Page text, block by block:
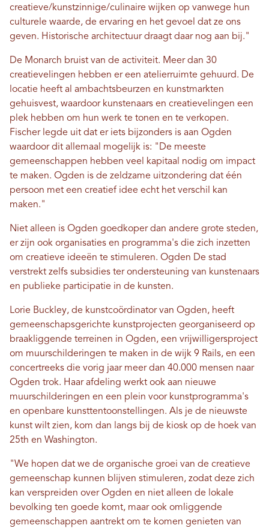
creatieve/kunstzinnige/culinaire wijken op vanwege hun
culturele waarde, de ervaring en het gevoel dat ze ons
geven. Historische architectuur draagt ​​daar nog aan bij."
De Monarch bruist van de activiteit. Meer dan 30
creatievelingen hebben er een atelierruimte gehuurd. De
locatie heeft al ambachtsbeurzen en kunstmarkten
gehuisvest, waardoor kunstenaars en creatievelingen een
plek hebben om hun werk te tonen en te verkopen.
Fischer legde uit dat er iets bijzonders is aan Ogden
waardoor dit allemaal mogelijk is: "De meeste
gemeenschappen hebben veel kapitaal nodig om impact
te maken. Ogden is de zeldzame uitzondering dat één
persoon met een creatief idee echt het verschil kan
maken."
Niet alleen is Ogden goedkoper dan andere grote steden,
er zijn ook organisaties en programma's die zich inzetten
om creatieve ideeën te stimuleren. Ogden De stad
verstrekt zelfs subsidies ter ondersteuning van kunstenaars
en publieke participatie in de kunsten.
Lorie Buckley, de kunstcoördinator van Ogden, heeft
gemeenschapsgerichte kunstprojecten georganiseerd op
braakliggende terreinen in Ogden, een vrijwilligersproject
om muurschilderingen te maken in de wijk 9 Rails, en een
concertreeks die vorig jaar meer dan 40.000 mensen naar
Ogden trok. Haar afdeling werkt ook aan nieuwe
muurschilderingen en een plein voor kunstprogramma's
en openbare kunsttentoonstellingen. Als je de nieuwste
kunst wilt zien, kom dan langs bij de kiosk op de hoek van
25th en Washington.
"We hopen dat we de organische groei van de creatieve
gemeenschap kunnen blijven stimuleren, zodat deze zich
kan verspreiden over Ogden en niet alleen de lokale
bevolking ten goede komt, maar ook omliggende
gemeenschappen aantrekt om te komen genieten van